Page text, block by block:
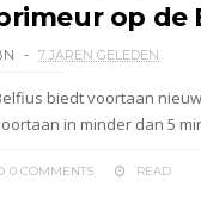
op de
7 JAREN GELEDEN
biedt voortaan
in minder dan 5
0 COMMENTS READ